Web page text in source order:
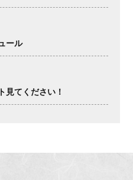
ール
見てください！